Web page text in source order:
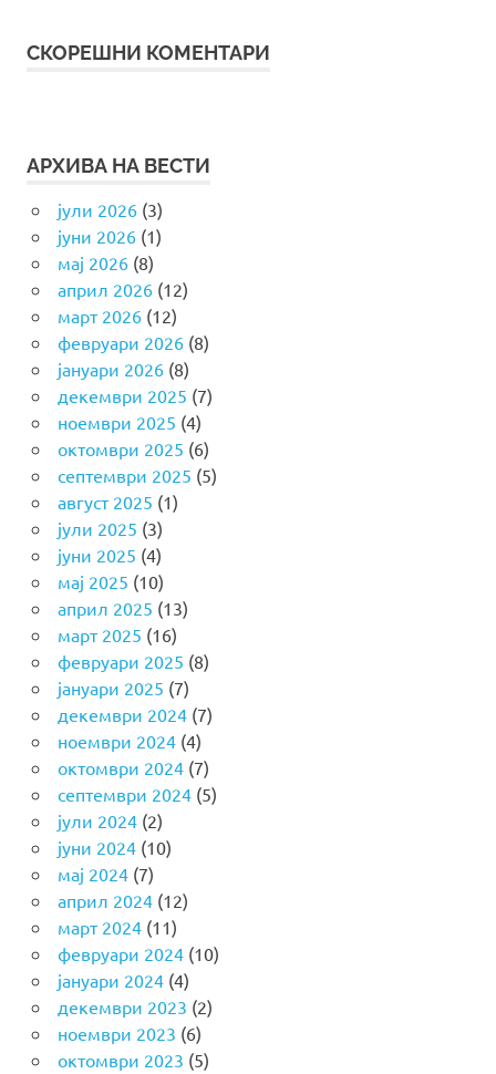
СКОРЕШНИ КОМЕНТАРИ
АРХИВА НА ВЕСТИ
јули 2026(3)
јуни 2026(1)
мај 2026(8)
април 2026(12)
март 2026(12)
февруари 2026(8)
јануари 2026(8)
декември 2025 (7)
ноември 2025 (4)
октомври 2025 (6)
септември 2025 (5)
август 2025 (1)
јули 2025 (3)
јуни 2025 (4)
мај 2025 (10)
април 2025 (13)
март 2025 (16)
февруари 2025 (8)
јануари 2025 (7)
декември 2024(7)
ноември 2024(4)
октомври 2024(7)
септември 2024(5)
јули 2024(2)
јуни 2024(10)
мај 2024(7)
април 2024(12)
март 2024(11)
февруари 2024(10)
јануари 2024(4)
декември 2023 (2)
ноември 2023 (6)
октомври 2023 (5)